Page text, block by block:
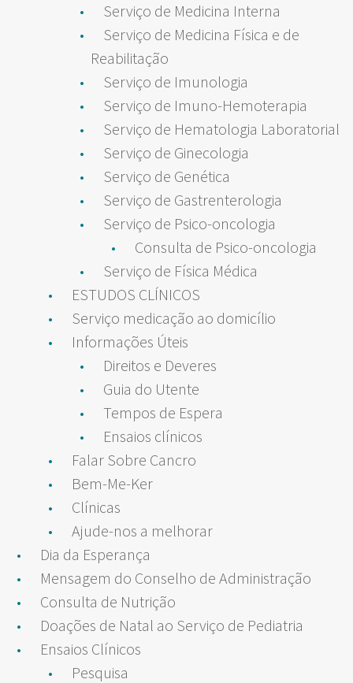
Serviço de Medicina Interna
Serviço de Medicina Física e de
Reabilitação
Serviço de Imunologia
Serviço de Imuno-Hemoterapia
Serviço de Hematologia Laboratorial
Serviço de Ginecologia
Serviço de Genética
Serviço de Gastrenterologia
Serviço de Psico-oncologia
Consulta de Psico-oncologia
Serviço de Física Médica
ESTUDOS CLÍNICOS
Serviço medicação ao domicílio
Informações Úteis
Direitos e Deveres
Guia do Utente
Tempos de Espera
Ensaios clínicos
Falar Sobre Cancro
Bem-Me-Ker
Clínicas
Ajude-nos a melhorar
Dia da Esperança
Mensagem do Conselho de Administração
Consulta de Nutrição
Doações de Natal ao Serviço de Pediatria
Ensaios Clínicos
Pesquisa